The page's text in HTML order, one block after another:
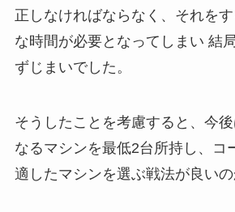
正しなければならなく、それを
な時間が必要となってしまい 結
ずじまいでした。
そうしたことを考慮すると、今
なるマシンを最低2台所持し、コ
適したマシンを選ぶ戦法が良いの